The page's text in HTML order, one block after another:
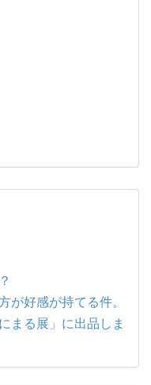
が好感が持てる件。
る展」に出品しま